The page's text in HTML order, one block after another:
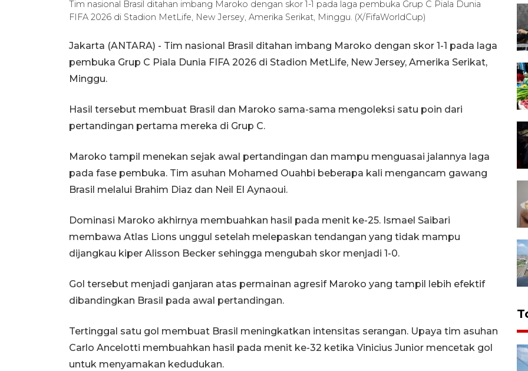
Tim nasional Brasil ditahan imbang Maroko dengan skor 1-1 pada laga pembuka Grup C Piala Dunia
FIFA 2026 di Stadion MetLife, New Jersey, Amerika Serikat, Minggu. (X/FifaWorldCup)
Jakarta (ANTARA) - Tim nasional Brasil ditahan imbang Maroko dengan skor 1-1 pada laga
pembuka Grup C Piala Dunia FIFA 2026 di Stadion MetLife, New Jersey, Amerika Serikat,
Minggu.
Hasil tersebut membuat Brasil dan Maroko sama-sama mengoleksi satu poin dari
pertandingan pertama mereka di Grup C.
Maroko tampil menekan sejak awal pertandingan dan mampu menguasai jalannya laga
pada fase pembuka. Tim asuhan Mohamed Ouahbi beberapa kali mengancam gawang
Brasil melalui Brahim Diaz dan Neil El Aynaoui.
Dominasi Maroko akhirnya membuahkan hasil pada menit ke-25. Ismael Saibari
membawa Atlas Lions unggul setelah melepaskan tendangan yang tidak mampu
dijangkau kiper Alisson Becker sehingga mengubah skor menjadi 1-0.
Gol tersebut menjadi ganjaran atas permainan agresif Maroko yang tampil lebih efektif
dibandingkan Brasil pada awal pertandingan.
Tertinggal satu gol membuat Brasil meningkatkan intensitas serangan. Upaya tim asuhan
Carlo Ancelotti membuahkan hasil pada menit ke-32 ketika Vinicius Junior mencetak gol
untuk menyamakan kedudukan.